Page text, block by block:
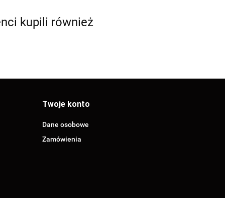
kupili również
Twoje konto
Dane osobowe
Zamówienia